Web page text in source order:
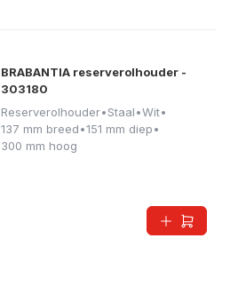
BRABANTIA reserverolhouder -
303180
Reserverolhouder•Staal•Wit•
137 mm breed•151 mm diep•
300 mm hoog